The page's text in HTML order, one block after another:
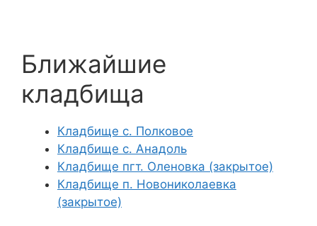
Ближайшие
кладбища
Кладбище с. Полковое
Кладбище с. Анадоль
Кладбище пгт. Оленовка (закрытое)
Кладбище п. Новониколаевка
(закрытое)